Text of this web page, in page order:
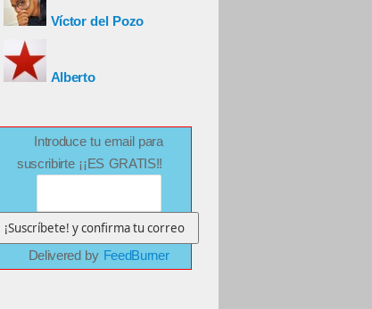
Víctor del Pozo
Alberto
Introduce tu email para
suscribirte ¡¡ES GRATIS!!
Delivered by FeedBurner